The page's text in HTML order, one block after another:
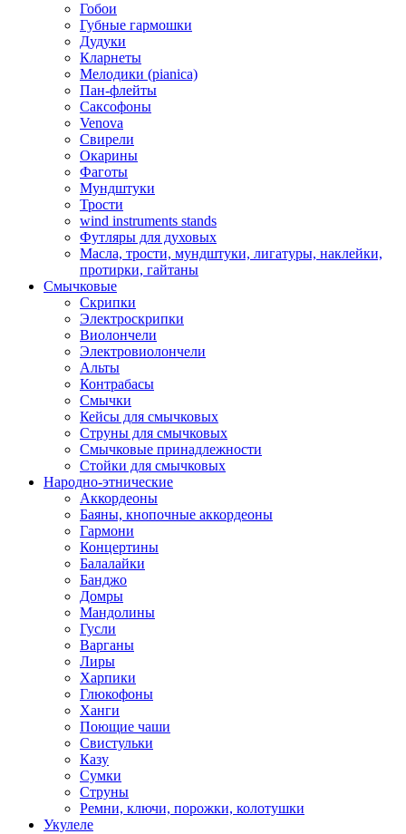
Гобои
Губные гармошки
Дудуки
Кларнеты
Мелодики (pianica)
Пан-флейты
Саксофоны
Venova
Свирели
Окарины
Фаготы
Мундштуки
Трости
wind instruments stands
Футляры для духовых
Масла, трости, мундштуки, лигатуры, наклейки,
протирки, гайтаны
Смычковые
Скрипки
Электроскрипки
Виолончели
Электровиолончели
Альты
Контрабасы
Смычки
Кейсы для смычковых
Струны для смычковых
Смычковые принадлежности
Стойки для смычковых
Народно-этнические
Аккордеоны
Баяны, кнопочные аккордеоны
Гармони
Концертины
Балалайки
Банджо
Домры
Мандолины
Гусли
Варганы
Лиры
Харпики
Глюкофоны
Ханги
Поющие чаши
Свистульки
Казу
Сумки
Струны
Ремни, ключи, порожки, колотушки
Укулеле